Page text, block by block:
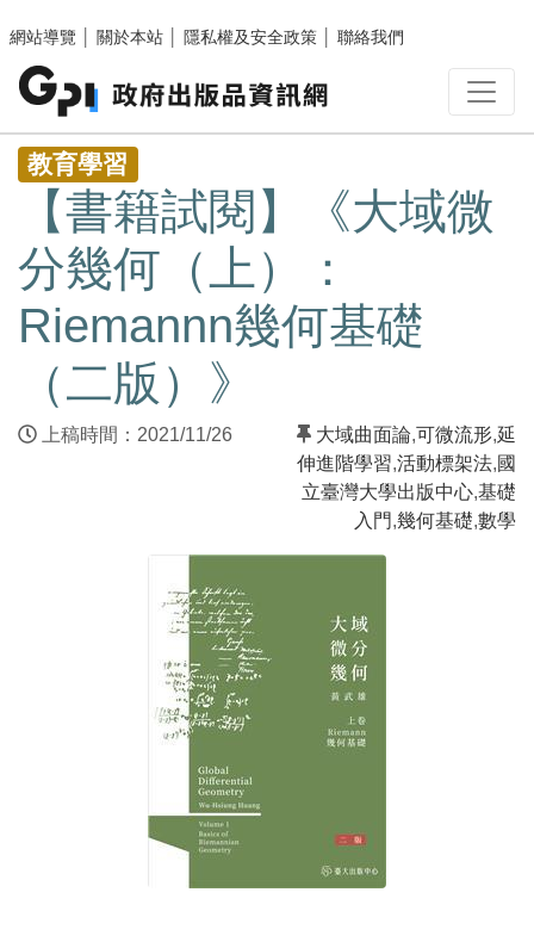
網站導覽
關於本站 隱私權及安全政策 聯絡我們
:::
教育學習
【書籍試閱】《大域微
分幾何（上）：
Riemannn幾何基礎
（二版）》
上稿時間：2021/11/26 大域曲面論,可微流形,延
伸進階學習,活動標架法,國
立臺灣大學出版中心,基礎
入門,幾何基礎,數學